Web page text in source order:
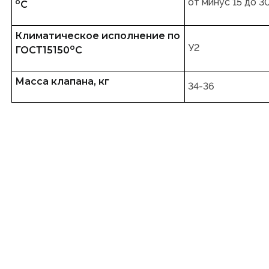
С
Климатическое исполнение по
ГОСТ15150оС У2
Масса клапана, кг 34-36